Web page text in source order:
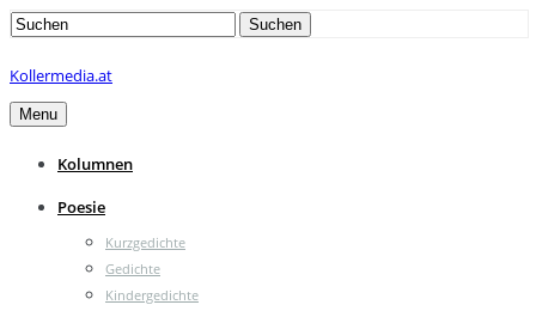
Search
Suchen
Kollermedia.at
Menu
Kolumnen
Poesie
Kurzgedichte
Gedichte
Kindergedichte